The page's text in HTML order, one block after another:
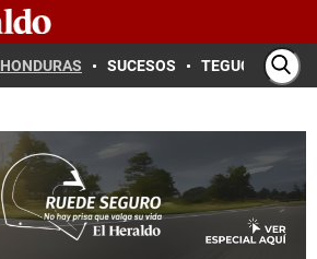
HONDURAS SUCESOS TEGUCIGALPA